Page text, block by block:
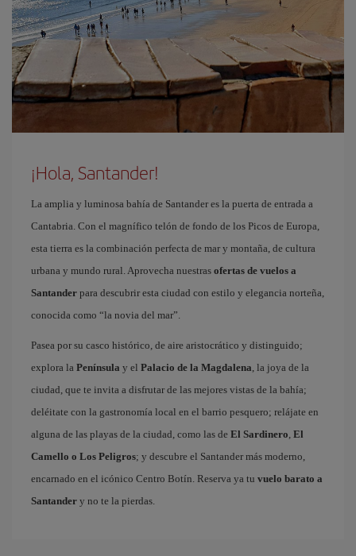
¡Hola, Santander!
La amplia y luminosa bahía de Santander es la puerta de entrada a
Cantabria. Con el magnífico telón de fondo de los Picos de Europa,
esta tierra es la combinación perfecta de mar y montaña, de cultura
urbana y mundo rural. Aprovecha nuestras ofertas de vuelos a
Santander para descubrir esta ciudad con estilo y elegancia norteña,
conocida como “la novia del mar”.
Pasea por su casco histórico, de aire aristocrático y distinguido;
explora la Península y el Palacio de la Magdalena , la joya de la
ciudad, que te invita a disfrutar de las mejores vistas de la bahía;
deléitate con la gastronomía local en el barrio pesquero; relájate en
alguna de las playas de la ciudad, como las de El Sardinero El
Camello o Los Peligros; y descubre el Santander más moderno,
encarnado en el icónico Centro Botín. Reserva ya tu vuelo barato a
Santander y no te la pierdas.